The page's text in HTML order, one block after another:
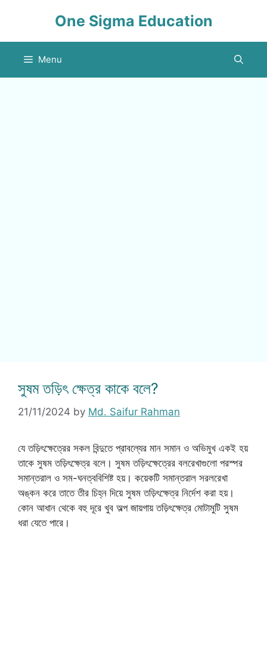
One Sigma Education
Menu
সুষম তড়িৎ ক্ষেত্র কাকে বলে?
21/11/2024 by Md. Saifur Rahman
যে তড়িৎক্ষেত্রের সকল বিন্দুতে প্রাবল্যের মান সমান ও অভিমুখ একই হয়
তাকে সুষম তড়িৎক্ষেত্র বলে। সুষম তড়িৎক্ষেত্রের বলরেখাগুলো পরস্পর
সমান্তরাল ও সম-ঘনত্ববিশিষ্ট হয়। কয়েকটি সমান্তরাল সরলরেখা
অঙ্কন করে তাতে তীর চিহ্ন দিয়ে সুষম তড়িৎক্ষেত্র নির্দেশ করা হয়।
কোন আধান থেকে বহু দূরে খুব অল্প জায়গায় তড়িৎক্ষেত্র মোটামুটি সুষম
ধরা যেতে পারে।